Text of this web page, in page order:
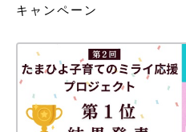
キャンペーン